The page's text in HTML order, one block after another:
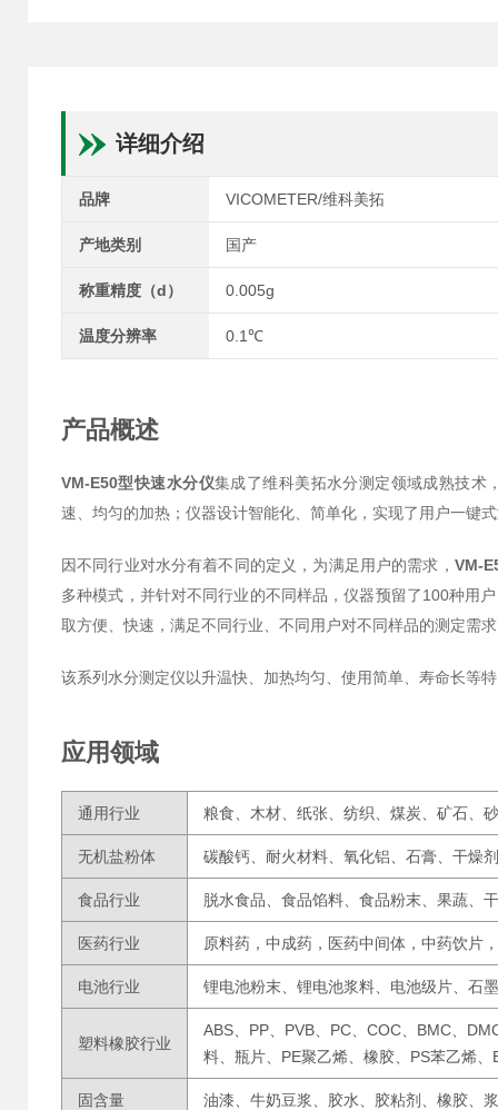
详细介绍
品牌 VICOMETER/维科美拓
产地类别 国产
称重精度（d） 0.005g
温度分辨率 0.1℃
产品概述
VM-E50型快速水分仪集成了维科美拓水分测定领域成熟技术
速、均匀的加热；仪器设计智能化、简单化，实现了用户一键
因不同行业对水分有着不同的定义，为满足用户的需求， VM-
多种模式，并针对不同行业的不同样品，仪器预留了100种用
取方便、快速，满足不同行业、不同用户对不同样品的测定需
该系列水分测定仪以升温快、加热均匀、使用简单、寿命长等
应用领域
通用行业 粮食、木材、纸张、纺织、煤炭、矿石、
无机盐粉体 碳酸钙、耐火材料、氧化铝、石膏、干燥
食品行业 脱水食品、食品馅料、食品粉末、果蔬、
医药行业 原料药，中成药，医药中间体，中药饮片
电池行业 锂电池粉末、锂电池浆料、电池级片、石
塑料橡胶行业
ABS、PP、PVB、PC、COC、BMC、
料、瓶片、PE聚乙烯、橡胶、PS苯乙烯、
固含量 油漆、牛奶豆浆、胶水、胶粘剂、橡胶、